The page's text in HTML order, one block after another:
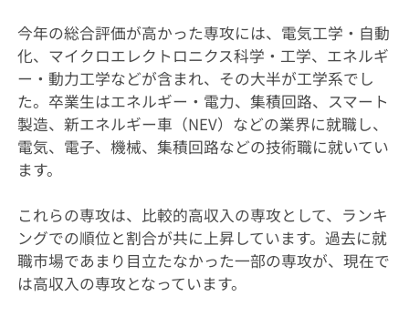
今年の総合評価が高かった専攻には、電気工学・自動
化、マイクロエレクトロニクス科学・工学、エネルギ
ー・動力工学などが含まれ、その大半が工学系でし
た。卒業生はエネルギー・電力、集積回路、スマート
製造、新エネルギー車（NEV）などの業界に就職し、
電気、電子、機械、集積回路などの技術職に就いてい
ます。
これらの専攻は、比較的高収入の専攻として、ランキ
ングでの順位と割合が共に上昇しています。過去に就
職市場であまり目立たなかった一部の専攻が、現在で
は高収入の専攻となっています。